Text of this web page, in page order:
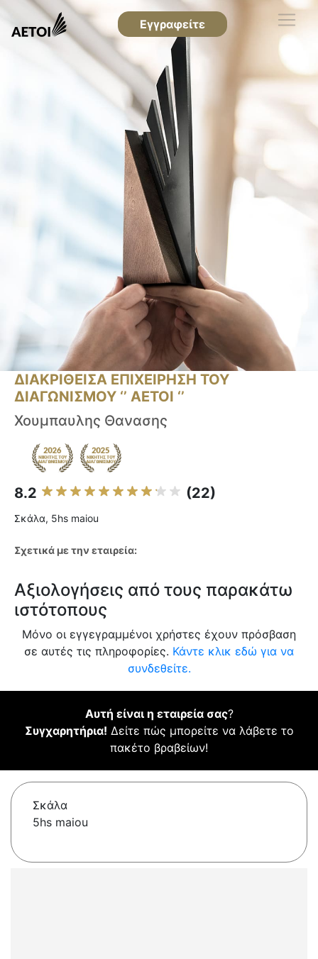
Εγγραφείτε
ΔΙΑΚΡΙΘΕΙΣΑ ΕΠΙΧΕΙΡΗΣΗ ΤΟΥ
ΔΙΑΓΩΝΙΣΜΟΥ ‘’ ΑΕΤΟΙ ‘’
Χουμπαυλης Θανασης
8.2 (22)
Σκάλα, 5hs maiou
Σχετικά με την εταιρεία:
Αξιολογήσεις από τους παρακάτω
ιστότοπους
Μόνο οι εγγεγραμμένοι χρήστες έχουν πρόσβαση
σε αυτές τις πληροφορίες. Κάντε κλικ εδώ για να
συνδεθείτε.
Αυτή είναι η εταιρεία σας?
Συγχαρητήρια! Δείτε πώς μπορείτε να λάβετε το
πακέτο βραβείων!
Σκάλα
5hs maiou